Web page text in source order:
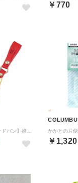
￥770
￥1,320